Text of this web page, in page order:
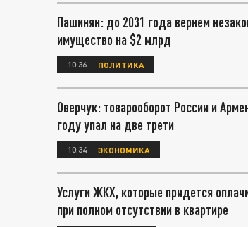
Пашинян: до 2031 года вернем
имущество на $2 млрд
10:36 ПОЛИТИКА
Оверчук: товарооборот России и
году упал на две трети
10:34 ЭКОНОМИКА
Услуги ЖКХ, которые придется
при полном отсутствии в квартире